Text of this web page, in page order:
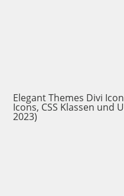
Elegant Themes Divi
Icons, CSS Klassen und
2023)